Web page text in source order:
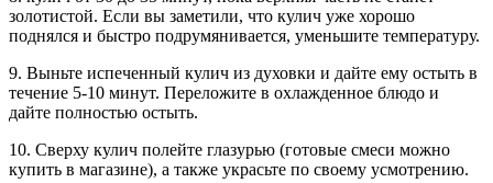
золотистой. Если вы заметили, что кулич уже хорошо
поднялся и быстро подрумянивается, уменьшите температуру.
9. Выньте испеченный кулич из духовки и дайте ему остыть в
течение 5-10 минут. Переложите в охлажденное блюдо и
дайте полностью остыть.
10. Сверху кулич полейте глазурью (готовые смеси можно
купить в магазине), а также украсьте по своему усмотрению.